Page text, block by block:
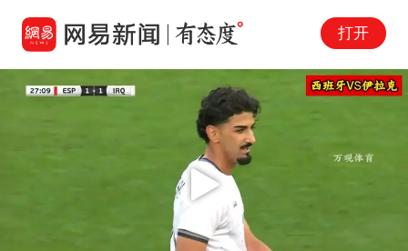
打开
Play